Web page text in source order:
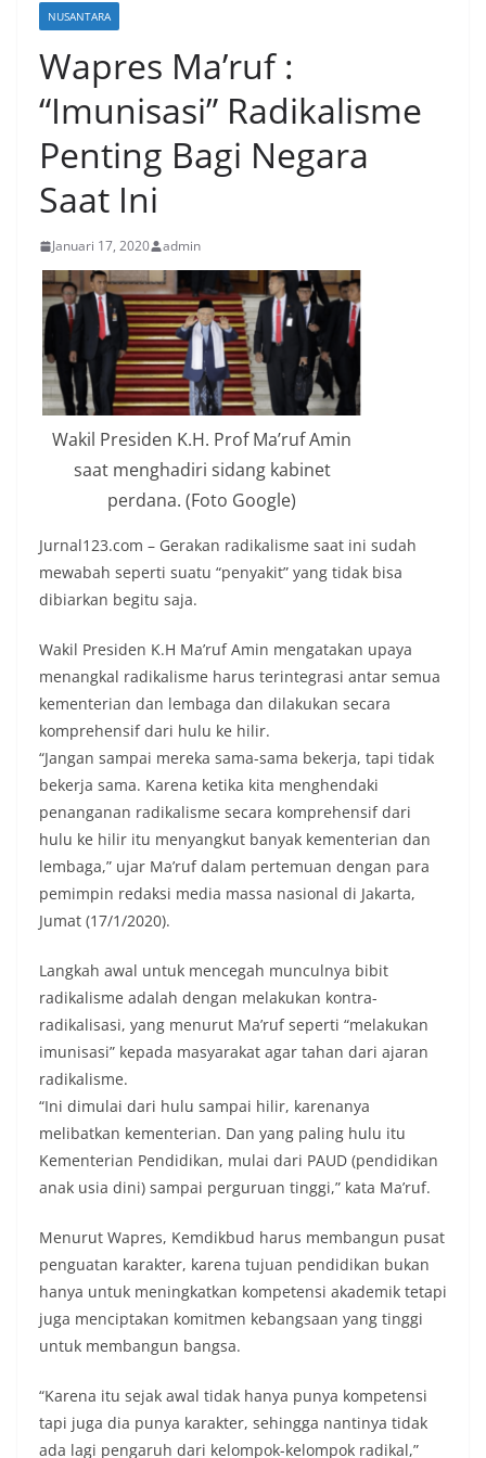
NUSANTARA
Wapres Ma’ruf :
“Imunisasi” Radikalisme
Penting Bagi Negara
Saat Ini
Januari 17, 2020 admin
Wakil Presiden K.H. Prof Ma’ruf Amin
saat menghadiri sidang kabinet
perdana. (Foto Google)
Jurnal123.com – Gerakan radikalisme saat ini sudah
mewabah seperti suatu “penyakit” yang tidak bisa
dibiarkan begitu saja.
Wakil Presiden K.H Ma’ruf Amin mengatakan upaya
menangkal radikalisme harus terintegrasi antar semua
kementerian dan lembaga dan dilakukan secara
komprehensif dari hulu ke hilir.
“Jangan sampai mereka sama-sama bekerja, tapi tidak
bekerja sama. Karena ketika kita menghendaki
penanganan radikalisme secara komprehensif dari
hulu ke hilir itu menyangkut banyak kementerian dan
lembaga,” ujar Ma’ruf dalam pertemuan dengan para
pemimpin redaksi media massa nasional di Jakarta,
Jumat (17/1/2020).
Langkah awal untuk mencegah munculnya bibit
radikalisme adalah dengan melakukan kontra-
radikalisasi, yang menurut Ma’ruf seperti “melakukan
imunisasi” kepada masyarakat agar tahan dari ajaran
radikalisme.
“Ini dimulai dari hulu sampai hilir, karenanya
melibatkan kementerian. Dan yang paling hulu itu
Kementerian Pendidikan, mulai dari PAUD (pendidikan
anak usia dini) sampai perguruan tinggi,” kata Ma’ruf.
Menurut Wapres, Kemdikbud harus membangun pusat
penguatan karakter, karena tujuan pendidikan bukan
hanya untuk meningkatkan kompetensi akademik tetapi
juga menciptakan komitmen kebangsaan yang tinggi
untuk membangun bangsa.
“Karena itu sejak awal tidak hanya punya kompetensi
tapi juga dia punya karakter, sehingga nantinya tidak
ada lagi pengaruh dari kelompok-kelompok radikal,”